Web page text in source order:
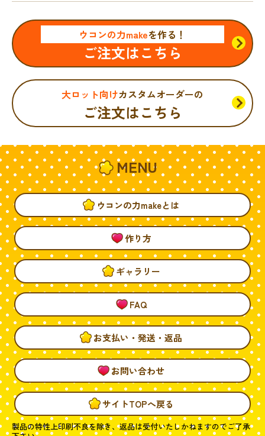
ウコンの力makeを作る！
ご注文はこちら
大ロット向けカスタムオーダーの
ご注文はこちら
MENU
ウコンの力makeとは
作り方
ギャラリー
FAQ
お支払い・発送・返品
お問い合わせ
サイトTOPへ戻る
製品の特性上印刷不良を除き、返品は受付いたしかねますのでご了承